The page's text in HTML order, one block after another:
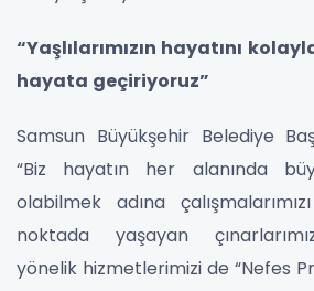
“Yaşlılarımızın hayatını
hayata geçiriyoruz”
Samsun Büyükşehir Belediye
“Biz hayatın her alanında
olabilmek adına
noktada yaşayan
yönelik hizmetlerimizi de “Nefes